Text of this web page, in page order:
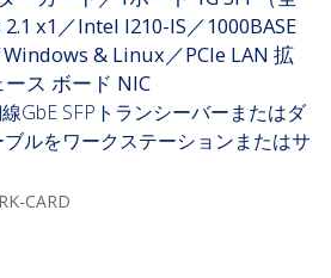
x1／Intel I210-IS／1000BASE
& Linux／PCIe LAN 拡
ス ボード NIC
GbE SFPトランシーバーまたはダ
ルをワークステーションまたはサ
CARD